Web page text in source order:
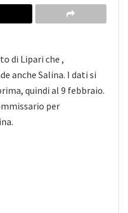
di Lipari che ,
anche Salina. I dati si
quindi al 9 febbraio.
per